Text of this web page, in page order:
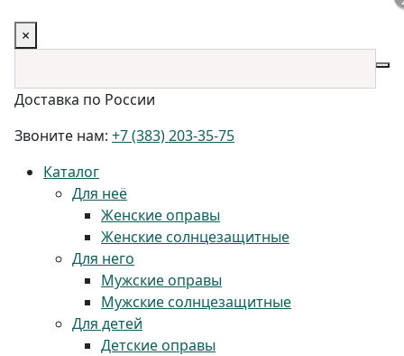
×
Доставка по России
Звоните нам: +7 (383) 203-35-75
Каталог
Для неё
Женские оправы
Женские солнцезащитные
Для него
Мужские оправы
Мужские солнцезащитные
Для детей
Детские оправы